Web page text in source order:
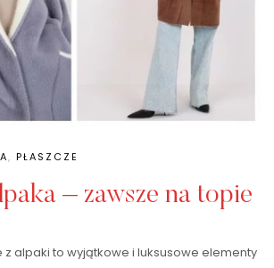
, PŁASZCZE
– zawsze na topie
z alpaki to wyjątkowe i luksusowe elementy